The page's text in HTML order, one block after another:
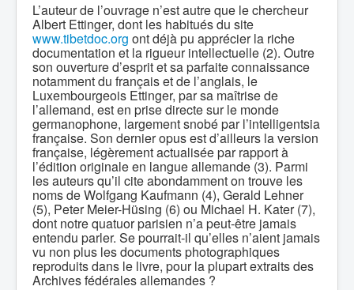
L’auteur de l’ouvrage n’est autre que le chercheur
Albert Ettinger, dont les habitués du site
www.tibetdoc.org ont déjà pu apprécier la riche
documentation et la rigueur intellectuelle (2). Outre
son ouverture d’esprit et sa parfaite connaissance
notamment du français et de l’anglais, le
Luxembourgeois Ettinger, par sa maîtrise de
l’allemand, est en prise directe sur le monde
germanophone, largement snobé par l’intelligentsia
française. Son dernier opus est d’ailleurs la version
française, légèrement actualisée par rapport à
l’édition originale en langue allemande (3). Parmi
les auteurs qu’il cite abondamment on trouve les
noms de Wolfgang Kaufmann (4), Gerald Lehner
(5), Peter Meier-Hüsing (6) ou Michael H. Kater (7),
dont notre quatuor parisien n’a peut-être jamais
entendu parler. Se pourrait-il qu’elles n’aient jamais
vu non plus les documents photographiques
reproduits dans le livre, pour la plupart extraits des
Archives fédérales allemandes ?